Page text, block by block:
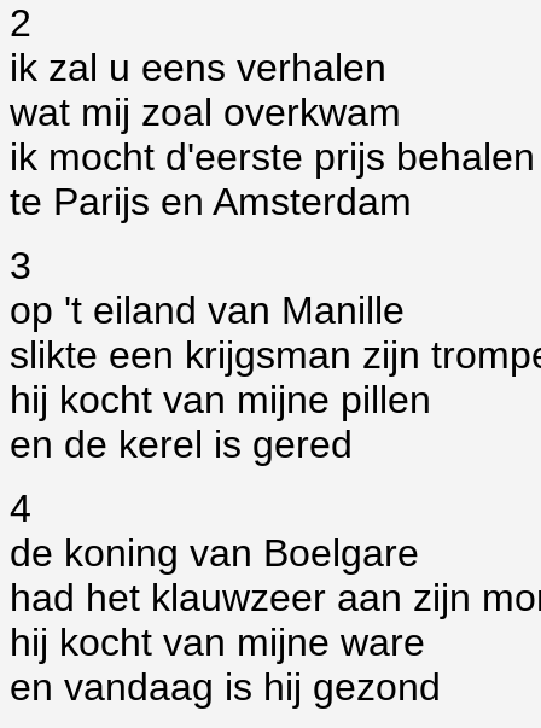
2
ik zal u eens verhalen
wat mij zoal overkwam
ik mocht d'eerste prijs behalen
te Parijs en Amsterdam
3
op 't eiland van Manille
slikte een krijgsman zijn
hij kocht van mijne pillen
en de kerel is gered
4
de koning van Boelgare
had het klauwzeer aan zijn
hij kocht van mijne ware
en vandaag is hij gezond